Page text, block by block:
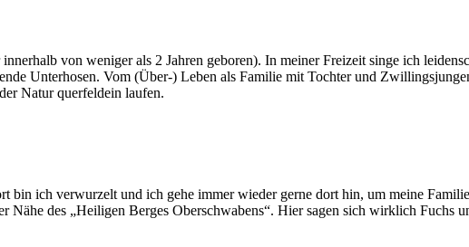
von weniger als 2 Jahren geboren). In meiner Freizeit singe ich
Unterhosen. Vom (Über-) Leben als Familie mit Tochter und
Natur querfeldein laufen.
bin ich verwurzelt und ich gehe immer wieder gerne dort hin, um meine
des „Heiligen Berges Oberschwabens“. Hier sagen sich wirklich Fuchs